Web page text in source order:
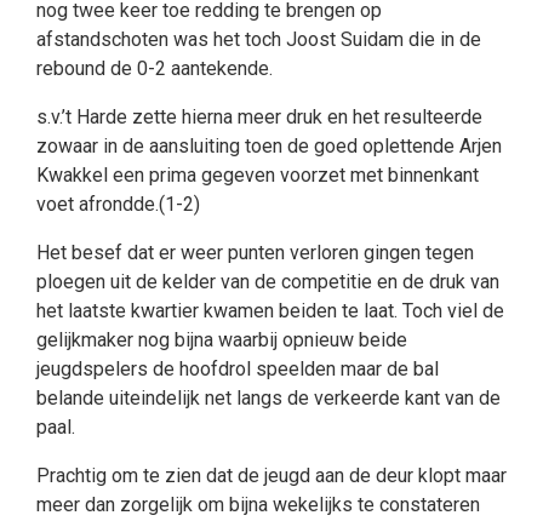
nog twee keer toe redding te brengen op
afstandschoten was het toch Joost Suidam die in de
rebound de 0-2 aantekende.
s.v.’t Harde zette hierna meer druk en het resulteerde
zowaar in de aansluiting toen de goed oplettende Arjen
Kwakkel een prima gegeven voorzet met binnenkant
voet afrondde.(1-2)
Het besef dat er weer punten verloren gingen tegen
ploegen uit de kelder van de competitie en de druk van
het laatste kwartier kwamen beiden te laat. Toch viel de
gelijkmaker nog bijna waarbij opnieuw beide
jeugdspelers de hoofdrol speelden maar de bal
belande uiteindelijk net langs de verkeerde kant van de
paal.
Prachtig om te zien dat de jeugd aan de deur klopt maar
meer dan zorgelijk om bijna wekelijks te constateren